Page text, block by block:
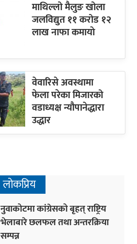
माथिल्लो मैलुङ खोला
जलविद्युत ११ करोड १२
लाख नाफा कमायाे
वेवारिसे अवस्थामा
फेला परेका मिजारको
वडाध्यक्ष न्यौपानेद्धारा
उद्धार
लोकप्रिय
नुवाकोटमा कांग्रेसको बृहत् राष्ट्रिय
भेलाबारे छलफल तथा अन्तरक्रिया
सम्पन्न